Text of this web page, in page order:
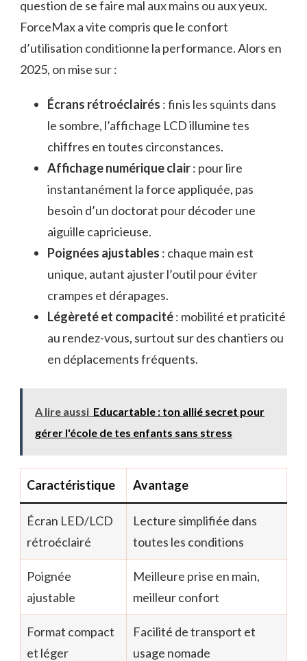
question de se faire mal aux mains ou aux yeux.
ForceMax a vite compris que le confort
d’utilisation conditionne la performance. Alors en
2025, on mise sur :
Écrans rétroéclairés : finis les squints dans
le sombre, l’affichage LCD illumine tes
chiffres en toutes circonstances.
Affichage numérique clair: pour lire
instantanément la force appliquée, pas
besoin d’un doctorat pour décoder une
aiguille capricieuse.
Poignées ajustables : chaque main est
unique, autant ajuster l’outil pour éviter
crampes et dérapages.
Légèreté et compacité: mobilité et praticité
au rendez-vous, surtout sur des chantiers ou
en déplacements fréquents.
A lire aussi Educartable : ton allié secret pour
gérer l'école de tes enfants sans stress
Caractéristique Avantage
Écran LED/LCD
rétroéclairé
Lecture simplifiée dans
toutes les conditions
Poignée
ajustable
Meilleure prise en main,
meilleur confort
Format compact
et léger
Facilité de transport et
usage nomade